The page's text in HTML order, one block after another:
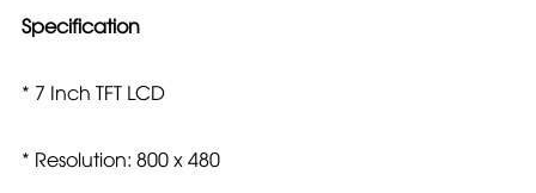
Specification
* 7 Inch TFT LCD
* Resolution: 800 x 480